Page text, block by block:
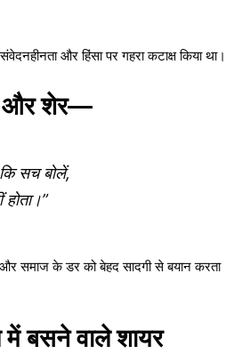
और हिंसा पर गहरा कटाक्ष किया था।
और शेर—
सच बोलें,
होता।”
समाज के डर को बेहद सादगी से बयान करता
में बसने वाले शायर